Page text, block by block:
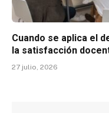
Cuando se aplica el
la satisfacción
27 julio, 2026